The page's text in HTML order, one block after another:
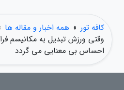
کافه تور » همه اخبار و مقاله ها
وقتی ورزش تبدیل به مکانیسم
احساس بی معنایی می گردد